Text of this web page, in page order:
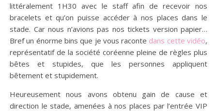
littéralement 1H30 avec le staff afin de recevoir nos
bracelets et qu’on puisse accéder à nos places dans le
stade. Car nous n’avions pas nos tickets version papier…
Bref un énorme bins que je vous raconte dans cette vidéo,
représentatif de la société coréenne pleine de règles plus
bêtes et stupides, que les personnes appliquent
bêtement et stupidement.
Heureusement nous avons obtenu gain de cause et
direction le stade, amenées à nos places par l’entrée VIP